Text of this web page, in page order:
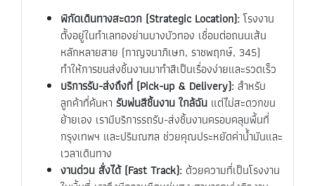
พิกัดเดินทางสะดวก (Strategic Location): โรงงาน
ตั้งอยู่ในทำเลทองย่านบางบัวทอง เชื่อมต่อถนนเส้น
หลักหลายสาย (กาญจนาภิเษก, ราชพฤกษ์, 345)
ทำให้การขนส่งชิ้นงานมาทำสีเป็นเรื่องง่ายและรวดเร็ว
บริการรับ-ส่งถึงที่ (Pick-up & Delivery): สำหรับ
ลูกค้าที่ค้นหา รับพ่นสีชิ้นงาน ใกล้ฉัน แต่ไม่สะดวกขน
ย้ายเอง เรามีบริการรถรับ-ส่งชิ้นงานครอบคลุมพื้นที่
กรุงเทพฯ และปริมณฑล ช่วยคุณประหยัดค่าน้ำมันและ
เวลาเดินทาง
งานด่วน สั่งได้ (Fast Track): ด้วยความที่เป็นโรงงาน